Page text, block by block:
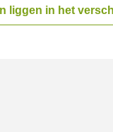
liggen in het